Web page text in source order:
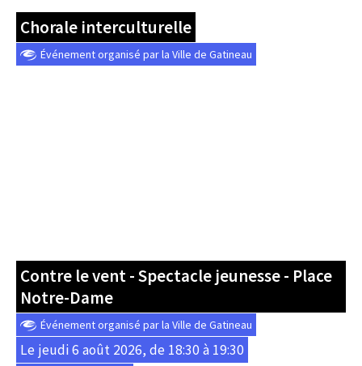
Chorale interculturelle
Événement organisé par la Ville de Gatineau
Contre le vent - Spectacle jeunesse - Place
Notre-Dame
Événement organisé par la Ville de Gatineau
Le jeudi 6 août 2026, de 18:30 à 19:30